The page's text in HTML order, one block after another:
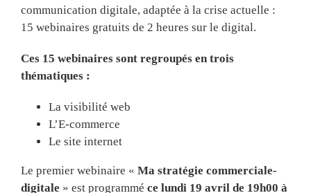
communication digitale, adaptée à la crise actuelle :
15 webinaires gratuits de 2 heures sur le digital.
Ces 15 webinaires sont regroupés en trois
thématiques :
La visibilité web
L’E-commerce
Le site internet
Le premier webinaire « Ma stratégie commerciale-
digitale » est programmé ce lundi 19 avril de 19h00 à